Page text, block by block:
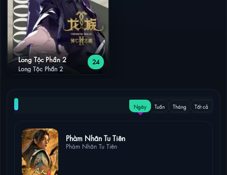
24
Long Tộc Phần 2
Long Tộc Phần 2
NỔI BẬT Ngày Tuần Tháng Tất cả
Phàm Nhân Tu Tiên
Phàm Nhân Tu Tiên